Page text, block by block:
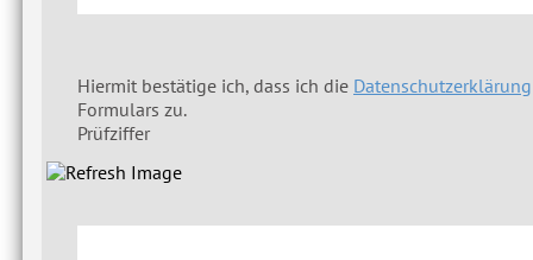
Hiermit bestätige ich, dass ich die Datenschutzerklärung
Formulars zu.
Prüfziffer